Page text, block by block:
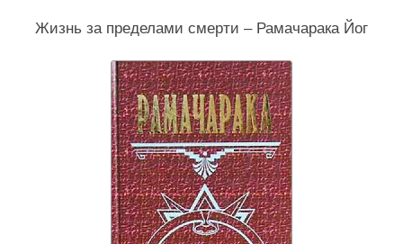
Жизнь за пределами смерти – Рамачарака Йог